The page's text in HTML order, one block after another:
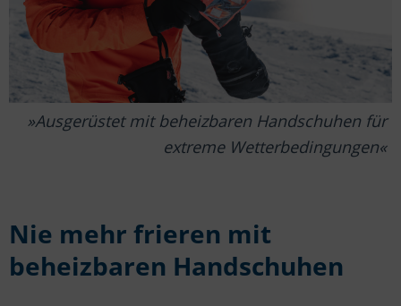
Ausgerüstet mit beheizbaren Handschuhen für
extreme Wetterbedingungen
Nie mehr frieren mit
beheizbaren Handschuhen